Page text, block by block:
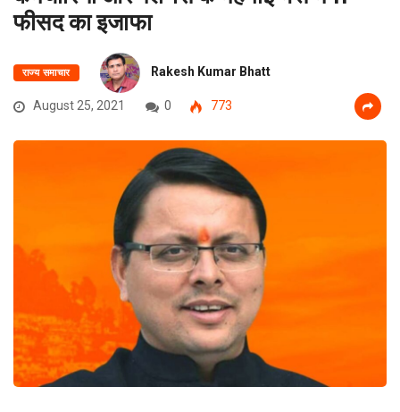
फीसद का इजाफा
राज्य समाचार Rakesh Kumar Bhatt
August 25, 2021 0 773